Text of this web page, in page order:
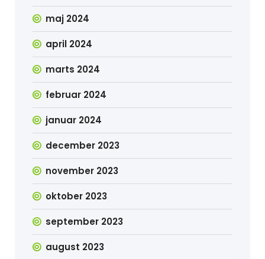
maj 2024
april 2024
marts 2024
februar 2024
januar 2024
december 2023
november 2023
oktober 2023
september 2023
august 2023